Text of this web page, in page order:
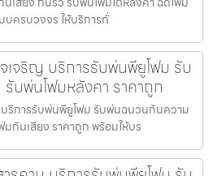
ครบวงจร ให้บริการทั่
เจริญ บริการรับพ่นพียูโฟม รับ
บพ่นโฟมหลังคา ราคาถูก
ริการรับพ่นพียูโฟม รับพ่นฉนวนกันความ
กันเสียง ราคาถูก พร้อมให้บร